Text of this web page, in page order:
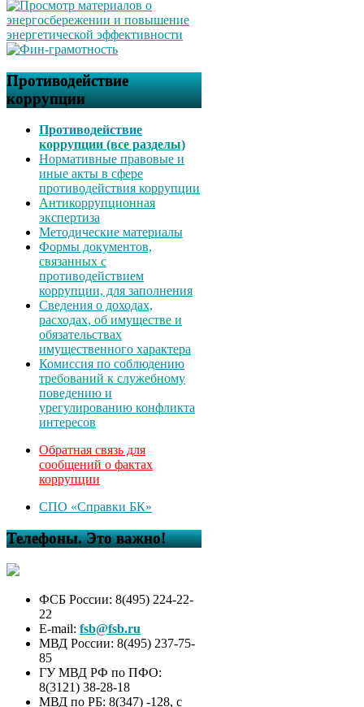
Противодействие
коррупции
Противодействие
коррупции (все разделы)
Нормативные правовые и
иные акты в сфере
противодействия коррупции
Антикоррупционная
экспертиза
Методические материалы
Формы документов,
связанных с
противодействием
коррупции, для заполнения
Сведения о доходах,
расходах, об имуществе и
обязательствах
имущественного характера
Комиссия по соблюдению
требований к служебному
поведению и
урегулированию конфликта
интересов
Обратная связь для
сообщений о фактах
коррупции
СПО «Справки БК»
Телефоны. Это важно!
ФСБ России: 8(495) 224-22-
22
E-mail: fsb@fsb.ru
МВД России: 8(495) 237-75-
85
ГУ МВД РФ по ПФО:
8(3121) 38-28-18
МВД по РБ: 8(347) -128, с